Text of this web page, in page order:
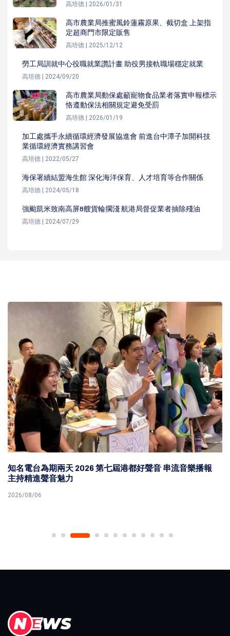
高培德 | 2026/01/31
高市農業局推蜜風鈴蓮霧原果、截切盒 上架指
定超商門市限定販售
高培德 | 2025/12/12
勞工局訓就中心役職就業讚計畫 助役男接軌職場穩定就業
高培德 | 2024/09/20
高市農業局動保處籲寵物食品業者落實申報標示
恪遵動保法相關規定避免受罰
高培德 | 2026/01/19
加工處攜手永續循環經濟發展協進會 前進台中潭子加開科技
業循環經濟實務講習會
高培德 | 2022/05/27
海保署續結盟海生館 深化海洋保育、人才培育等合作關係
高培德 | 2024/05/18
強颱凱米致南高屏8艘貨輪擱淺 航港局督促業者抽除殘油
高培德 | 2024/07/29
知名電台為期兩天 2026 第七屆港都好聲音 串流音樂播報
主持精進聲音魅力
2026/08/06